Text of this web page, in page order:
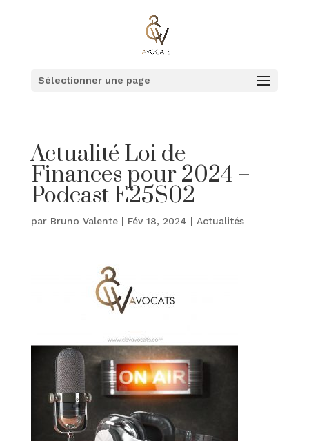
Sélectionner une page
Actualité Loi de
Finances pour 2024 –
Podcast E25S02
par Bruno Valente| Fév 18, 2024 | Actualités